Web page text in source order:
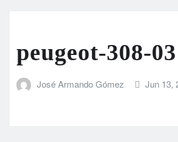
peugeot-308-03
José Armando Gómez Jun 13,